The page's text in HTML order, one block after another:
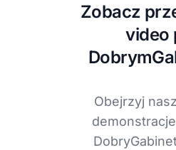
Zobacz
video
Obejrzyj